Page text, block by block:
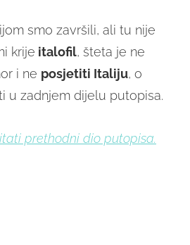
smo završili, ali tu nije
krije italofil, šteta je ne
i ne posjetiti Italiju, o
u zadnjem dijelu putopisa.
prethodni dio putopisa.